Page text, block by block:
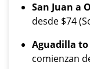
San Juan a
desde $74
Aguadilla
comienzan